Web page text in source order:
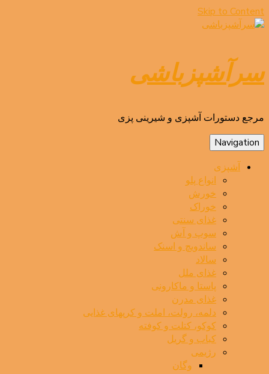
Skip to Content
سرآشپزباشی
مرجع دستورات آشپزی و شیرینی پزی
Navigation
آشپزی
انواع پلو
خورش
خوراک
غذای سنتی
سوپ و آش
ساندویچ و اسنک
سالاد
غذای ملل
پاستا و ماکارونی
غذای مدرن
دلمه، رولت، املت و کرپهای غذایی
کوکو، کتلت و کوفته
کباب و گریل
رژیمی
وگان